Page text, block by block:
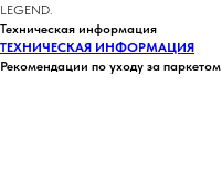
LEGEND.
Техническая информация
ТЕХНИЧЕСКАЯ ИНФОРМАЦИЯ
Рекомендации по уходу за паркетом